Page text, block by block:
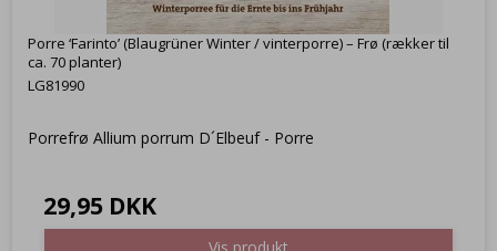
Porre ‘Farinto’ (Blaugrüner Winter / vinterporre) – Frø (rækker til
ca. 70 planter)
LG81990
Porrefrø Allium porrum D´Elbeuf - Porre
29,95 DKK